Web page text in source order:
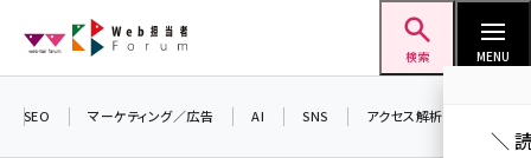
ン
検索 MENU
SEO マーケティング／広告 AI SNS アクセス解析／データ分析
＼